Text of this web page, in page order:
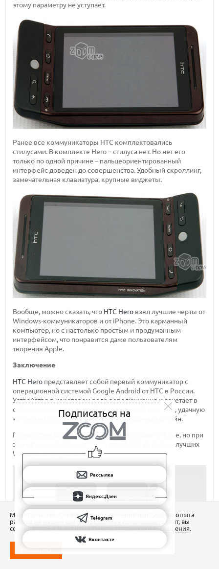
этому параметру не уступает.
Ранее все коммуникаторы HTC комплектовались
стилусами. В комплекте Hero – стилуса нет. Но нет его
только по одной причине – пальцеориентированный
интерфейс доведен до совершенства. Удобный скроллинг,
замечательная клавиатура, крупные виджеты.
Вообще, можно сказать, что HTC Hero взял лучшие черты от
Windows-коммуникаторов и от iPhone. Это карманный
компьютер, но с настолько простым и продуманным
интерфейсом, что понравится даже пользователям
творения Apple.
Заключение
HTC Hero представляет собой первый коммуникатор с
операционной системой Google Android от HTC в России.
Устройство в некотором роде революционно и сочетает в
себе преимущества новой операционной системы, удачную
эргономику, качественную сборку и удачный дизайн.
По удобству работы эта модель превосходит iPhone, но при
этом функциональность
находится на уровне лучших
Windows-коммуникаторов.
Подписаться на
Рассылка
Яндекс.Дзен
Telegram
Вконтакте
Мы используем Сookies для обеспечения наилучшего опыта
работы на нашем сайте. Продолжая использовать сайт, вы
соглашаетесь с условиямиПользовательского соглашения.
ПОНЯТНО